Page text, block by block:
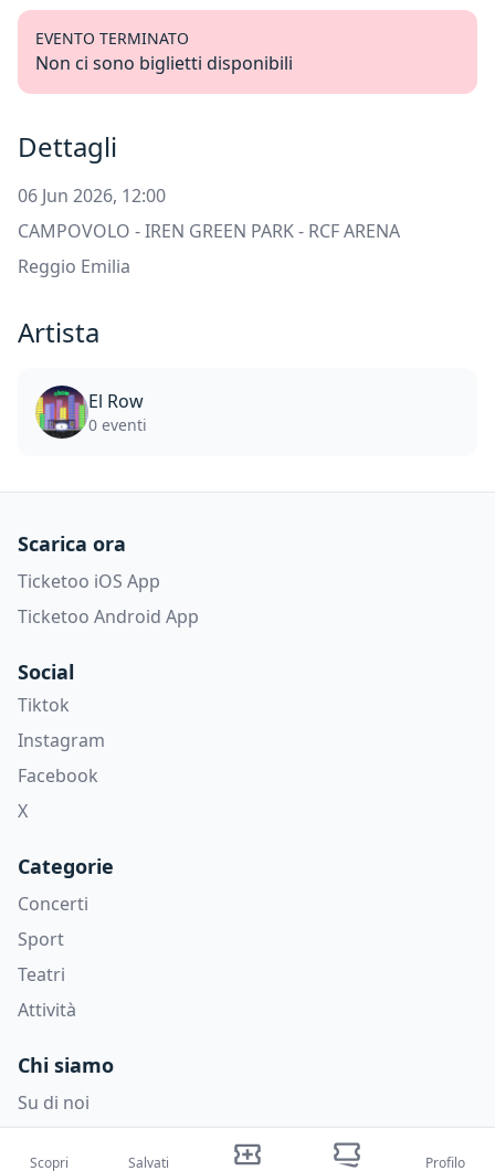
EVENTO TERMINATO
Non ci sono biglietti disponibili
Dettagli
06 Jun 2026, 12:00
CAMPOVOLO - IREN GREEN PARK - RCF ARENA
Reggio Emilia
Artista
El Row
0 eventi
Scarica ora
Ticketoo iOS App
Ticketoo Android App
Social
Tiktok
Instagram
Facebook
X
Categorie
Concerti
Sport
Teatri
Attività
Chi siamo
Su di noi
Scopri
Salvati
Profilo